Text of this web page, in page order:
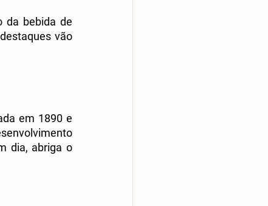
da bebida de
vão
em 1890 e
dia, abriga o